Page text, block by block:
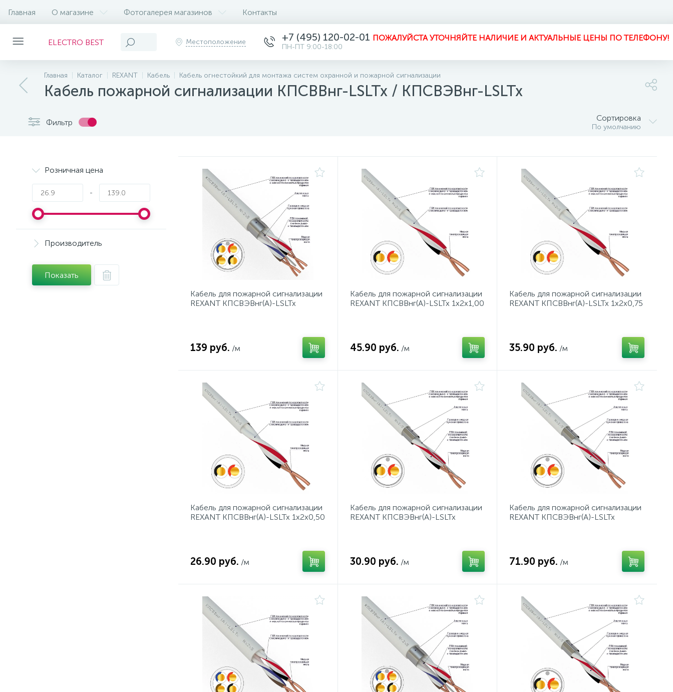
Главная О магазине Фотогалерея магазинов Контакты
ELECTRO BEST Местоположение +7 (495) 120-02-01 ПОЖАЛУЙСТА УТОЧНЯЙТЕ НАЛИЧИЕ И АКТУАЛЬНЫЕ ЦЕНЫ ПО ТЕЛЕФОНУ!
ПН-ПТ 9:00-18:00
Главная Каталог REXANT Кабель Кабель огнестойкий для монтажа систем охранной и пожарной сигнализации
Кабель пожарной сигнализации КПСВВнг-LSLTx / КПСВЭВнг-LSLTx
Фильтр Сортировка
По умолчанию
Розничная цена
-
Производитель
Показать
Кабель для пожарной сигнализации
REXANT КПСВЭВнг(А)-LSLTx
139 руб. /м
Кабель для пожарной сигнализации
REXANT КПСВВнг(А)-LSLTx 1x2x1,00
45.90 руб. /м
Кабель для пожарной сигнализации
REXANT КПСВВнг(А)-LSLTx 1x2x0,75
35.90 руб. /м
Кабель для пожарной сигнализации
REXANT КПСВВнг(А)-LSLTx 1x2x0,50
26.90 руб. /м
Кабель для пожарной сигнализации
REXANT КПСВЭВнг(А)-LSLTx
30.90 руб. /м
Кабель для пожарной сигнализации
REXANT КПСВЭВнг(А)-LSLTx
71.90 руб. /м